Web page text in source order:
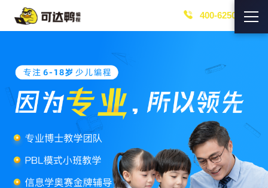
400-6250-219